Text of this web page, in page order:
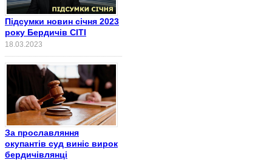
Підсумки новин січня 2023
року Бердичів СІТІ
18.03.2023
За прославляння
окупантів суд виніс вирок
бердичівлянці